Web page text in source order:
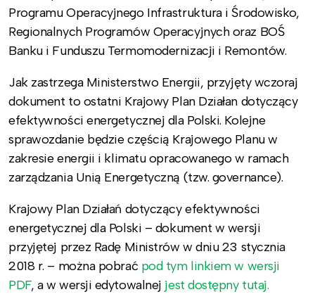
Programu Operacyjnego Infrastruktura i Środowisko,
Regionalnych Programów Operacyjnych oraz BOŚ
Banku i Funduszu Termomodernizacji i Remontów.
Jak zastrzega Ministerstwo Energii, przyjęty wczoraj
dokument to ostatni Krajowy Plan Działan dotyczący
efektywności energetycznej dla Polski. Kolejne
sprawozdanie będzie częścią Krajowego Planu w
zakresie energii i klimatu opracowanego w ramach
zarządzania Unią Energetyczną (tzw. governance).
Krajowy Plan Działań dotyczący efektywności
energetycznej dla Polski – dokument w wersji
przyjętej przez Radę Ministrów w dniu 23 stycznia
2018 r. – można pobrać pod tym linkiem w wersji
PDF, a w wersji edytowalnej jest dostępny tutaj.